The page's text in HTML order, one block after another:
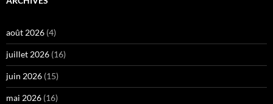
août 2026 (4)
juillet 2026 (16)
juin 2026 (15)
mai 2026 (16)